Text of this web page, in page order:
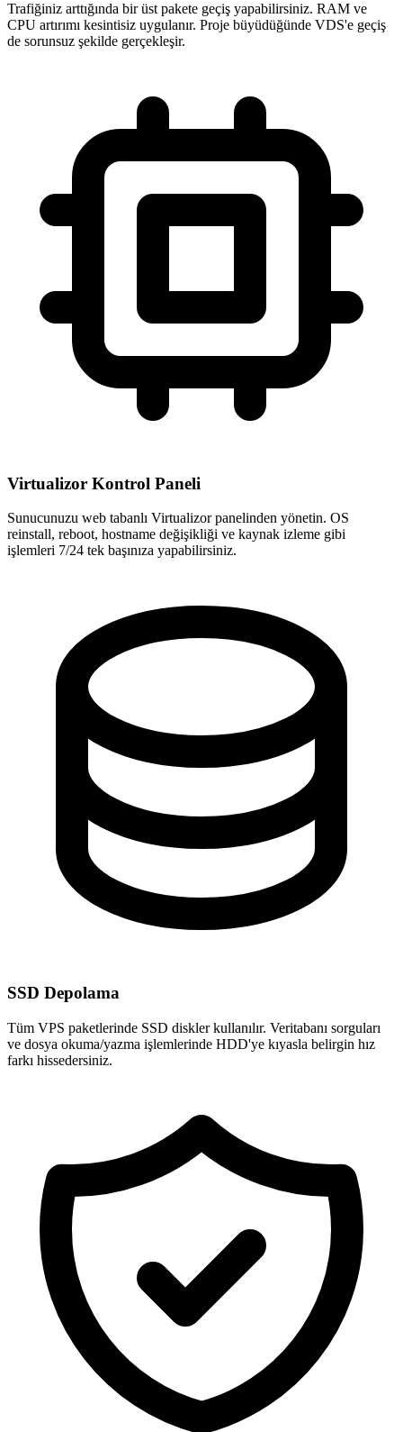
Trafiğiniz arttığında bir üst pakete geçiş yapabilirsiniz. RAM ve
CPU artırımı kesintisiz uygulanır. Proje büyüdüğünde VDS'e geçiş
de sorunsuz şekilde gerçekleşir.
Virtualizor Kontrol Paneli
Sunucunuzu web tabanlı Virtualizor panelinden yönetin. OS
reinstall, reboot, hostname değişikliği ve kaynak izleme gibi
işlemleri 7/24 tek başınıza yapabilirsiniz.
SSD Depolama
Tüm VPS paketlerinde SSD diskler kullanılır. Veritabanı sorguları
ve dosya okuma/yazma işlemlerinde HDD'ye kıyasla belirgin hız
farkı hissedersiniz.